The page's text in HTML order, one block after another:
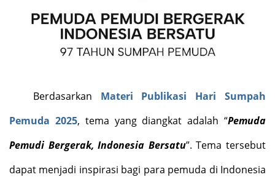
Berdasarkan Materi Publikasi Hari Sumpah
Pemuda 2025, tema yang diangkat adalah “Pemuda
Pemudi Bergerak, Indonesia Bersatu”. Tema tersebut
dapat menjadi inspirasi bagi para pemuda di Indonesia